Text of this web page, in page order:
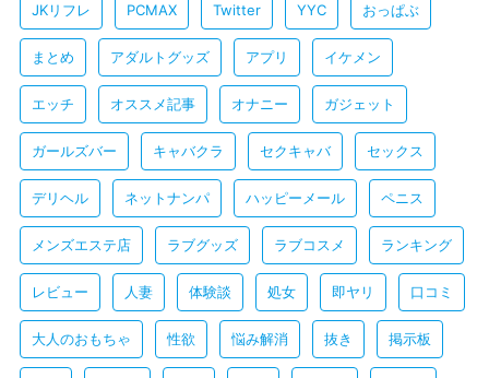
JKリフレ PCMAX Twitter YYC おっぱぶ
まとめ アダルトグッズ アプリ イケメン
エッチ オススメ記事 オナニー ガジェット
ガールズバー キャバクラ セクキャバ セックス
デリヘル ネットナンパ ハッピーメール ペニス
メンズエステ店 ラブグッズ ラブコスメ ランキング
レビュー 人妻 体験談 処女 即ヤリ 口コミ
大人のおもちゃ 性欲 悩み解消 抜き 掲示板